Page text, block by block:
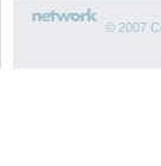
© 2007